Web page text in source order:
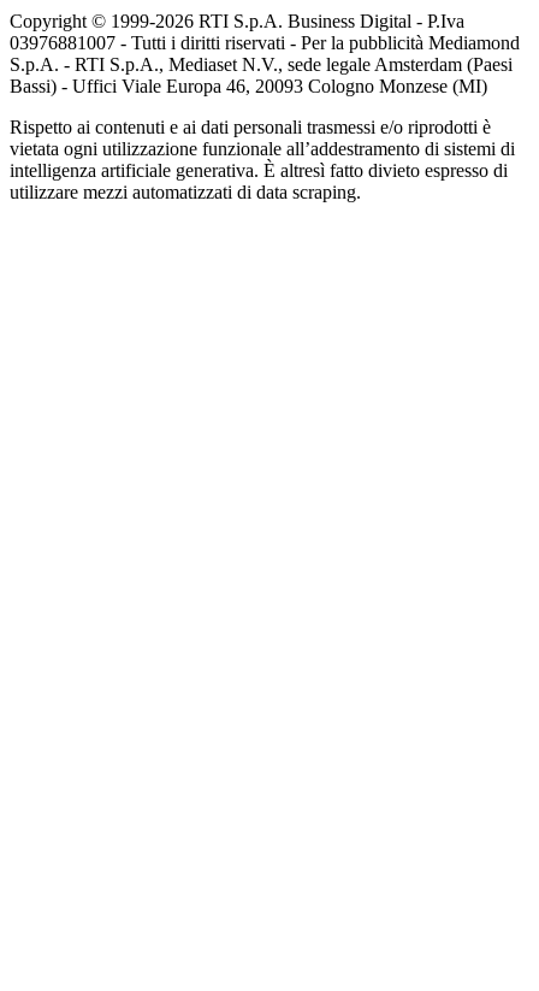
Copyright © 1999-2026 RTI S.p.A. Business Digital - P.Iva
03976881007 - Tutti i diritti riservati - Per la pubblicità Mediamond
S.p.A. - RTI S.p.A., Mediaset N.V., sede legale Amsterdam (Paesi
Bassi) - Uffici Viale Europa 46, 20093 Cologno Monzese (MI)
Rispetto ai contenuti e ai dati personali trasmessi e/o riprodotti è
vietata ogni utilizzazione funzionale all’addestramento di sistemi di
intelligenza artificiale generativa. È altresì fatto divieto espresso di
utilizzare mezzi automatizzati di data scraping.